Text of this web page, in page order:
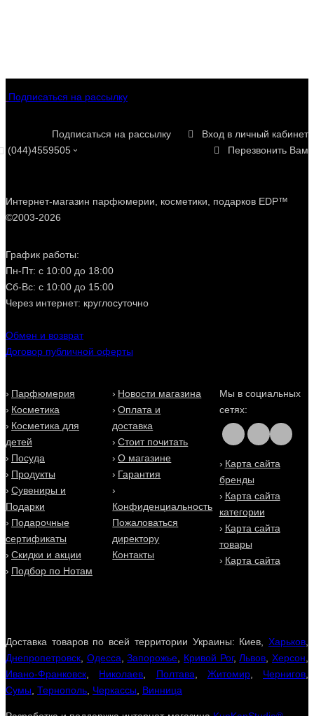
Подписаться на рассылку
Подписаться на рассылку
Вход в личный кабинет
Перезвонить Вам
(044)4559505
Интернет-магазин парфюмерии, косметики, подарков EDP™
©2003-2026
График работы:
Пн-Пт: с 10:00 до 18:00
Сб-Вс: с 10:00 до 15:00
Через интернет: круглосуточно
Обмен и возврат
Договор публичной оферты
Парфюмерия
Косметика
Косметика для
детей
Посуда
Продукты
Сувениры и
Подарки
Подарочные
сертификаты
Скидки и акции
Подбор по Нотам
Новости магазина
Оплата и
доставка
Стоит почитать
О магазине
Гарантия
Конфиденциальность
Пожаловаться
директору
Контакты
Мы в социальных
сетях:
Карта сайта
бренды
Карта сайта
категории
Карта сайта
товары
Карта сайта
Доставка товаров по всей территории Украины: Киев, Харьков
Днепропетровск Одесса ,Запорожье Кривой Рог,Львов ,Херсон
Ивано-Франковск
Николаев Полтава Житомир, Чернигов
Сумы Тернополь Черкассы Винница